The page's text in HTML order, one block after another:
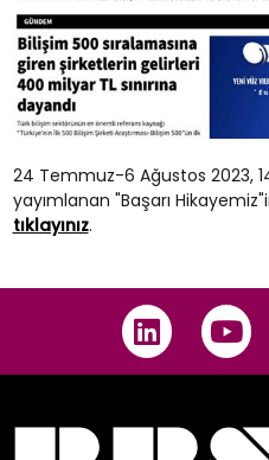
24 Temmuz-6 Ağustos 2023,
yayımlanan "Başarı
tıklayınız.